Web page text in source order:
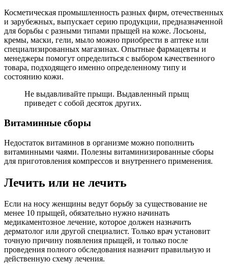
Косметическая промышленность разных фирм, отечественных
и зарубежных, выпускает серию продукции, предназначенной
для борьбы с разными типами прыщей на коже. Лосьоны,
кремы, маски, гели, мыло можно приобрести в аптеке или
специализированных магазинах. Опытные фармацевты и
менеджеры помогут определиться с выбором качественного
товара, подходящего именно определенному типу и
состоянию кожи.
Не выдавливайте прыщи. Выдавленный прыщ
приведет с собой десяток других.
Витаминные сборы
Недостаток витаминов в организме можно пополнить
витаминными чаями. Полезны витаминизированные сборы
для приготовления компрессов и внутреннего применения.
Лечить или не лечить
Если на носу женщины ведут борьбу за существование не
менее 10 прыщей, обязательно нужно начинать
медикаментозное лечение, которое должен назначить
дерматолог или другой специалист. Только врач установит
точную причину появления прыщей, и только после
проведения полного обследования назначит правильную и
действенную схему лечения.